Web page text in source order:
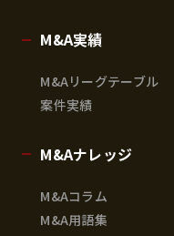
M&A実績
M&Aリーグテーブル
案件実績
M&Aナレッジ
M&Aコラム
M&A用語集